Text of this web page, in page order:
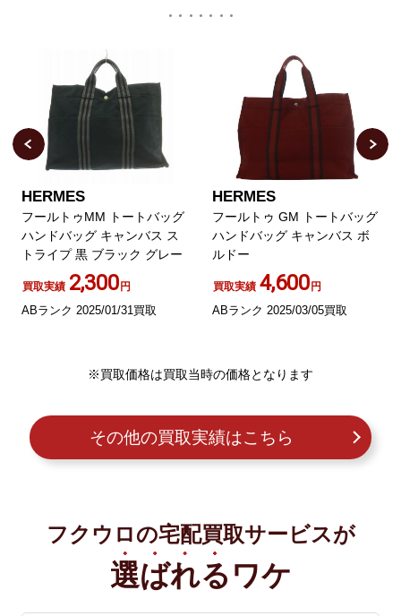
HERMES
フールトゥMM トートバッグ
ハンドバッグ キャンバス ス
トライプ 黒 ブラック グレー
買取実績 2,300円
ABランク 2025/01/31買取
HERMES
フールトゥ GM トートバッグ
ハンドバッグ キャンバス ボ
ルドー
買取実績 4,600円
ABランク 2025/03/05買取
※買取価格は買取当時の価格となります
その他の買取実績はこちら
フクウロの宅配買取サービスが
選ばれる ワケ